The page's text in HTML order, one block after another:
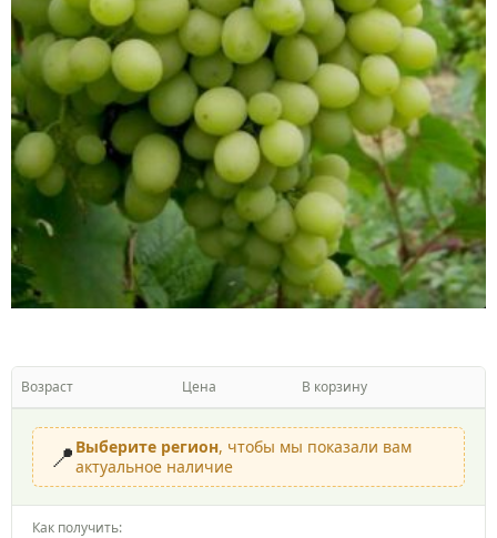
Возраст Цена В корзину
📍 Выберите регион, чтобы мы показали вам
актуальное наличие
Как получить: